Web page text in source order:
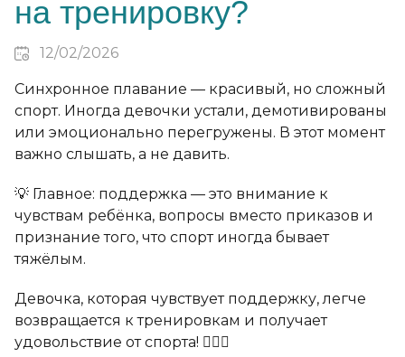
на тренировку?
12/02/2026
Синхронное плавание — красивый, но сложный
спорт. Иногда девочки устали, демотивированы
или эмоционально перегружены. В этот момент
важно слышать, а не давить.
💡 Главное: поддержка — это внимание к
чувствам ребёнка, вопросы вместо приказов и
признание того, что спорт иногда бывает
тяжёлым.
Девочка, которая чувствует поддержку, легче
возвращается к тренировкам и получает
удовольствие от спорта! 🏊‍♀️✨